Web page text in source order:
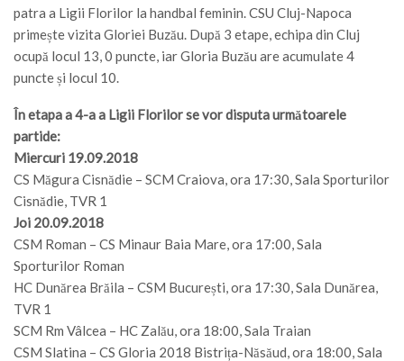
patra a Ligii Florilor la handbal feminin. CSU Cluj-Napoca
primește vizita Gloriei Buzău. După 3 etape, echipa din Cluj
ocupă locul 13, 0 puncte, iar Gloria Buzău are acumulate 4
puncte și locul 10.
În etapa a 4-a a Ligii Florilor se vor disputa următoarele
partide:
Miercuri 19.09.2018
CS Măgura Cisnădie – SCM Craiova, ora 17:30, Sala Sporturilor
Cisnădie, TVR 1
Joi 20.09.2018
CSM Roman – CS Minaur Baia Mare, ora 17:00, Sala
Sporturilor Roman
HC Dunărea Brăila – CSM București, ora 17:30, Sala Dunărea,
TVR 1
SCM Rm Vâlcea – HC Zalău, ora 18:00, Sala Traian
CSM Slatina – CS Gloria 2018 Bistrița-Năsăud, ora 18:00, Sala